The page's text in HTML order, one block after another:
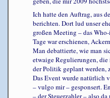
Ich hatte den Auftrag, aus
berichten. Dort lud unser
großen Meeting – das
Tage war erschienen,
Man debattierte, wie man
etwaige Regulierungen,
der Politik geplant werden,
Das Event wurde natürlich
– vulgo mir – gesponsert.
– der Steuerzahler – also